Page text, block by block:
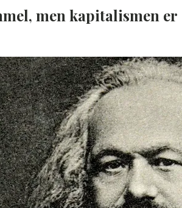
men kapitalismen er